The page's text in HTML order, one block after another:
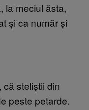
la meciul ăsta,
și ca număr și
steliștii din
peste petarde.